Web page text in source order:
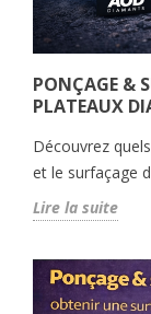
PONÇAGE &
PLATEAUX
Découvrez
et le surfaçage
Lire la suite